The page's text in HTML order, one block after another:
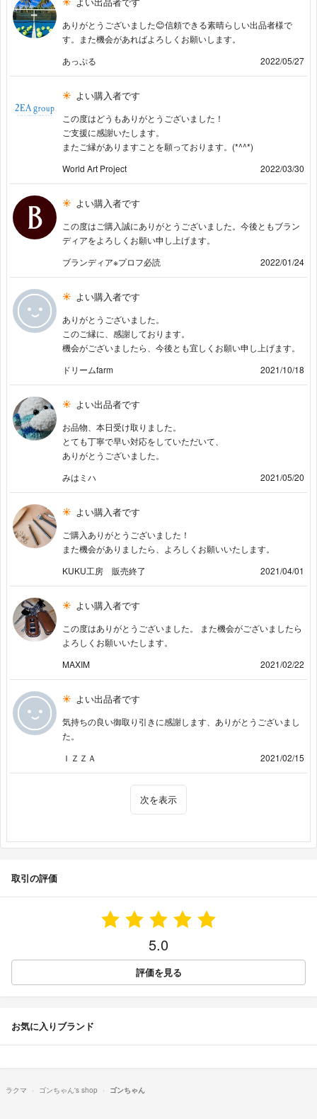
ありがとうございました😊信頼できる素晴らしい出品者様で
す。また機会があればよろしくお願いします。
あっぷる
2022/05/27
よい購入者です
この度はどうもありがとうございました！
ご支援に感謝いたします。
またご縁がありますことを願っております。(*^^*)
World Art Project
2022/03/30
よい購入者です
この度はご購入誠にありがとうございました。今後ともブラン
ディアをよろしくお願い申し上げます。
ブランディア※プロフ必読
2022/01/24
よい購入者です
ありがとうございました。
このご縁に、感謝しております。
機会がございましたら、今後とも宜しくお願い申し上げます。
ドリームfarm
2021/10/18
よい出品者です
お品物、本日受け取りました。
とても丁寧で早い対応をしていただいて、
ありがとうございました。
みはミハ
2021/05/20
よい購入者です
ご購入ありがとうございました！
また機会がありましたら、よろしくお願いいたします。
KUKU工房 販売終了
2021/04/01
よい購入者です
この度はありがとうございました。 また機会がございましたら
よろしくお願いいたします。
MAXIM
2021/02/22
よい出品者です
気持ちの良い御取り引きに感謝します、ありがとうございまし
た。
ＩＺＺＡ
2021/02/15
次を表示
取引の評価
5.0
評価を見る
お気に入りブランド
ラクマ ゴンちゃん's shop ゴンちゃん